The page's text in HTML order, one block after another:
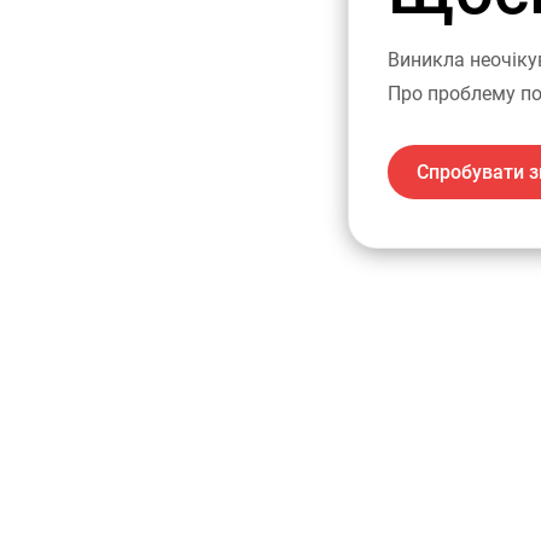
Виникла
Про проблему
Спробувати